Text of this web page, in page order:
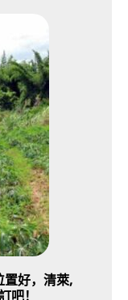
好，清萊,